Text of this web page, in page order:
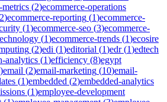
metrics (2)ecommerce-operations
2)ecommerce-reporting (1)ecommerce-
(1)ecommerce-seo (3)ecommerce-
(1)ecommerce-trends (1)ecosire
(2)edi (1)editorial (1)edr(1)edtech
analytics (1)efficiency (8)egypt
)email (2)email-marketing (10)email-
(1)embedded (2)embedded-analytics
(1)employee-development